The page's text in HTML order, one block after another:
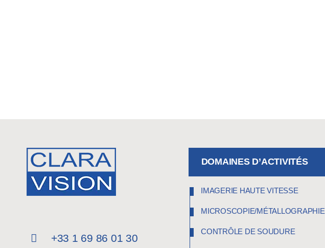
+33 1 69 86 01 30
DOMAINES D’ACTIVITÉS
IMAGERIE HAUTE VITESSE
MICROSCOPIE/MÉTALLOGRAPHIE
CONTRÔLE DE SOUDURE